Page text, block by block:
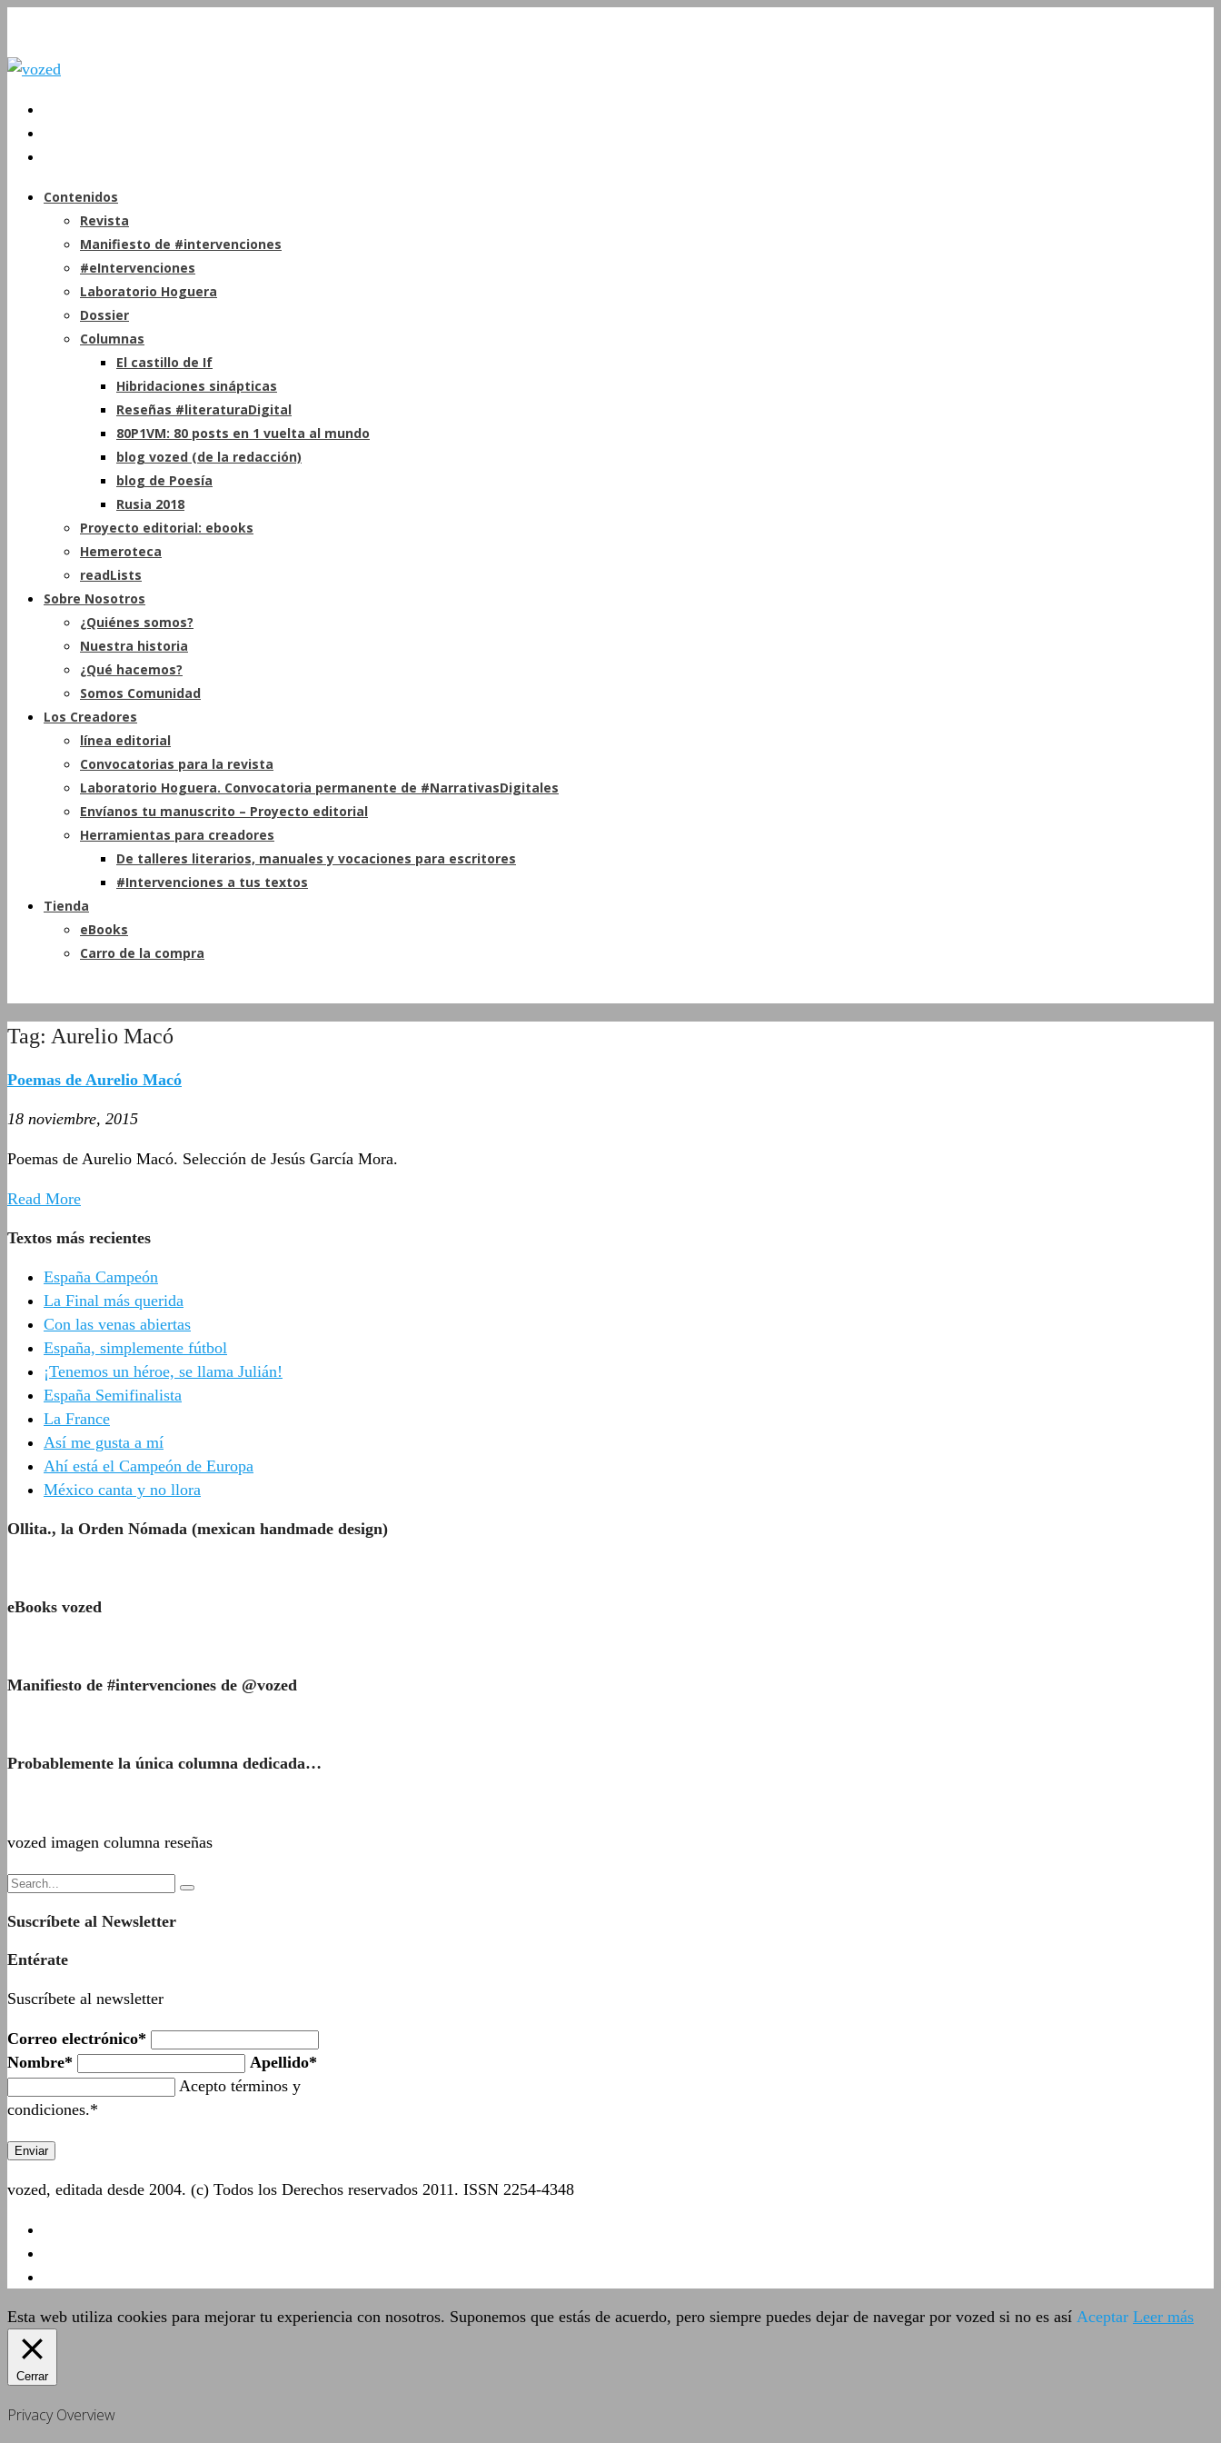
Contenidos
Revista
Manifiesto de #intervenciones
#eIntervenciones
Laboratorio Hoguera
Dossier
Columnas
El castillo de If
Hibridaciones sinápticas
Reseñas #literaturaDigital
80P1VM: 80 posts en 1 vuelta al mundo
blog vozed (de la redacción)
blog de Poesía
Rusia 2018
Proyecto editorial: ebooks
Hemeroteca
readLists
Sobre Nosotros
¿Quiénes somos?
Nuestra historia
¿Qué hacemos?
Somos Comunidad
Los Creadores
línea editorial
Convocatorias para la revista
Laboratorio Hoguera. Convocatoria permanente de #NarrativasDigitales
Envíanos tu manuscrito – Proyecto editorial
Herramientas para creadores
De talleres literarios, manuales y vocaciones para escritores
#Intervenciones a tus textos
Tienda
eBooks
Carro de la compra
Tag: Aurelio Macó
Poemas de Aurelio Macó
18 noviembre, 2015
Poemas de Aurelio Macó. Selección de Jesús García Mora.
Read More
Textos más recientes
España Campeón
La Final más querida
Con las venas abiertas
España, simplemente fútbol
¡Tenemos un héroe, se llama Julián!
España Semifinalista
La France
Así me gusta a mí
Ahí está el Campeón de Europa
México canta y no llora
Ollita., la Orden Nómada (mexican handmade design)
eBooks vozed
Manifiesto de #intervenciones de @vozed
Probablemente la única columna dedicada…
vozed imagen columna reseñas
Suscríbete al Newsletter
Entérate
Suscríbete al newsletter
Correo electrónico*
Nombre*
Apellido*
Acepto términos y
condiciones.*
vozed, editada desde 2004. (c) Todos los Derechos reservados 2011. ISSN 2254-4348
Esta web utiliza cookies para mejorar tu experiencia con nosotros. Suponemos que estás de acuerdo, pero siempre puedes dejar de navegar por vozed si no es así Aceptar Leer más
Cerrar
Privacy Overview